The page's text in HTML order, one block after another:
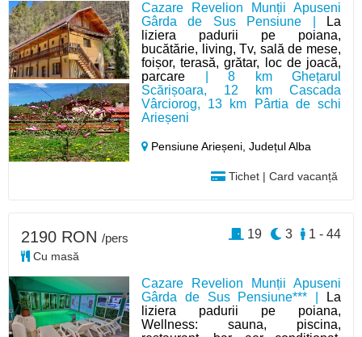
Cazare Revelion Munții Apuseni
Gârda de Sus Pensiune |
La
liziera padurii pe poiana,
bucătărie, living, Tv, sală de mese,
foișor, terasă, grătar, loc de joacă,
parcare | 8 km Ghețarul
Scărișoara, 12 km Cascada
Vârciorog, 13 km Pârtia de schi
Arieșeni
Pensiune Arieșeni,Județul Alba
Tichet | Card vacanță
Cazare Revelion Munții Apuseni
Gârda de Sus Pensiune*** |
La
liziera padurii pe poiana,
Wellness: sauna, piscina,
2190 RON /pers
Cu masă
1 - 44
3
19